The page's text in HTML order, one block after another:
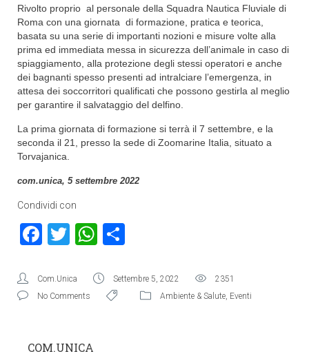
Rivolto proprio al personale della Squadra Nautica Fluviale di
Roma con una giornata di formazione, pratica e teorica,
basata su una serie di importanti nozioni e misure volte alla
prima ed immediata messa in sicurezza dell’animale in caso di
spiaggiamento, alla protezione degli stessi operatori e anche
dei bagnanti spesso presenti ad intralciare l’emergenza, in
attesa dei soccorritori qualificati che possono gestirla al meglio
per garantire il salvataggio del delfino.
La prima giornata di formazione si terrà il 7 settembre, e la
seconda il 21, presso la sede di Zoomarine Italia, situato a
Torvajanica.
com.unica, 5 settembre 2022
Condividi con
Facebook
TwitterWhatsApp
Com.Unica Settembre 5, 2022
2351
No Comments
Ambiente & Salute, Eventi
COM.UNICA